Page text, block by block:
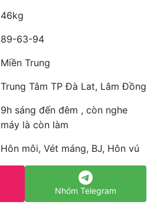
46kg
89-63-94
Miền Trung
Trung Tâm TP Đà Lat, Lâm Đồng
9h sáng đến đêm , còn nghe
máy là còn làm
Hôn môi, Vét máng, BJ, Hôn vú
Nhóm Telegram